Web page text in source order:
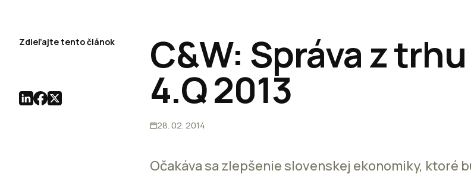
C&W: Správa z
4.Q 2013
28. 02. 2014
Očakáva sa zlepšenie slovenskej ekonomiky, ktoré
Zdieľajte tento článok